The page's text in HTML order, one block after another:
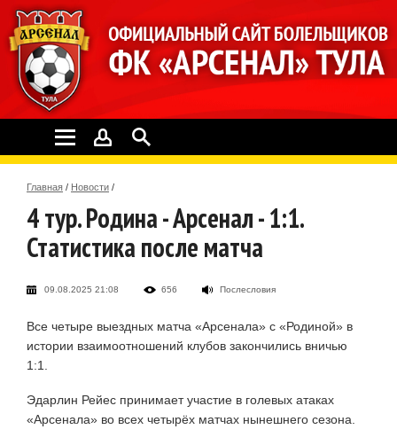
Главная / Новости /
4 тур. Родина - Арсенал - 1:1.
Статистика после матча
09.08.2025 21:08 656 Послесловия
Все четыре выездных матча «Арсенала» с «Родиной» в
истории взаимоотношений клубов закончились вничью
1:1.
Эдарлин Рейес принимает участие в голевых атаках
«Арсенала» во всех четырёх матчах нынешнего сезона.